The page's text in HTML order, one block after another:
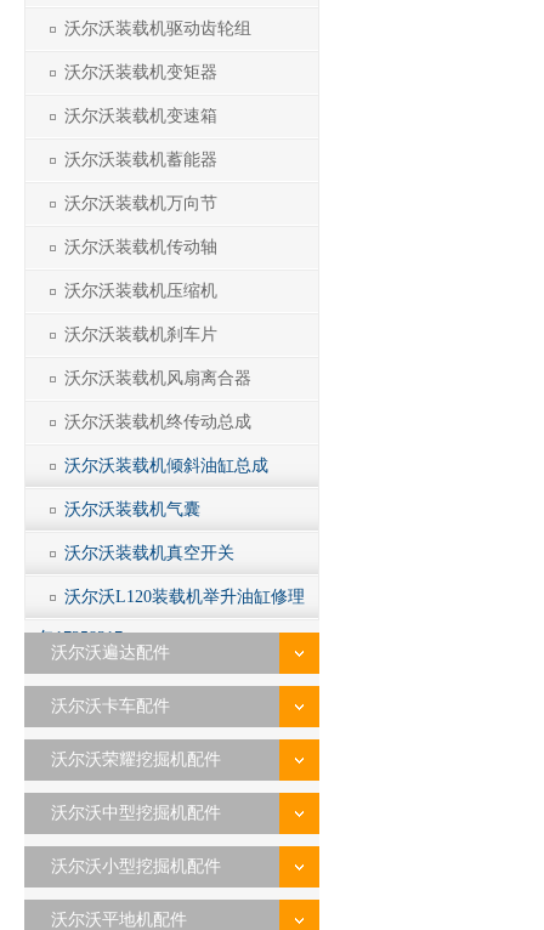
沃尔沃装载机驱动齿轮组
沃尔沃装载机变矩器
沃尔沃装载机变速箱
沃尔沃装载机蓄能器
沃尔沃装载机万向节
沃尔沃装载机传动轴
沃尔沃装载机压缩机
沃尔沃装载机刹车片
沃尔沃装载机风扇离合器
沃尔沃装载机终传动总成
沃尔沃装载机倾斜油缸总成
沃尔沃装载机气囊
沃尔沃装载机真空开关
沃尔沃L120装载机举升油缸修理
包17258317
沃尔沃遍达配件
沃尔沃卡车配件
沃尔沃荣耀挖掘机配件
沃尔沃中型挖掘机配件
沃尔沃小型挖掘机配件
沃尔沃平地机配件